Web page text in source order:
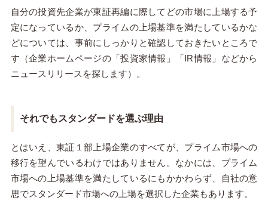
自分の投資先企業が東証再編に際してどの市場に上場する予
定になっているか、プライムの上場基準を満たしているかな
どについては、事前にしっかりと確認しておきたいところで
す（企業ホームページの「投資家情報」「IR情報」などから
ニュースリリースを探します）。
それでもスタンダードを選ぶ理由
とはいえ、東証１部上場企業のすべてが、プライム市場への
移行を望んでいるわけではありません。なかには、プライム
市場への上場基準を満たしているにもかかわらず、自社の意
思でスタンダード市場への上場を選択した企業もあります。